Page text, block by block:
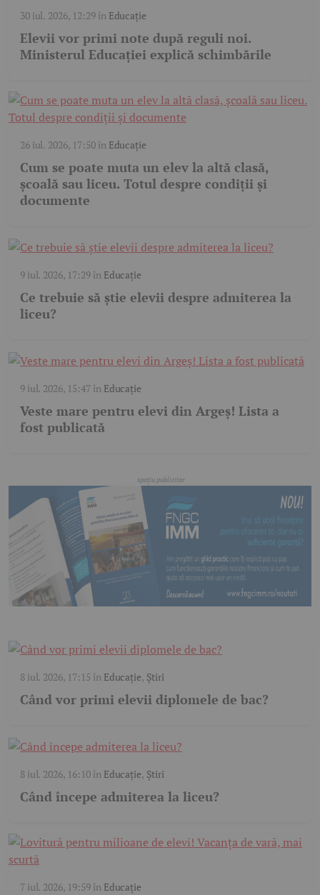
30 iul. 2026, 12:29în Educație
Elevii vor primi note după reguli noi.
Ministerul Educației explică schimbările
26 iul. 2026, 17:50în Educație
Cum se poate muta un elev la altă clasă,
școală sau liceu. Totul despre condiții și
documente
9 iul. 2026, 17:29în Educație
Ce trebuie să știe elevii despre admiterea la
liceu?
9 iul. 2026, 15:47în Educație
Veste mare pentru elevi din Argeș! Lista a
fost publicată
8 iul. 2026, 17:15 în Educație, Știri
Când vor primi elevii diplomele de bac?
8 iul. 2026, 16:10în Educație, Știri
Când începe admiterea la liceu?
7 iul. 2026, 19:59în Educație